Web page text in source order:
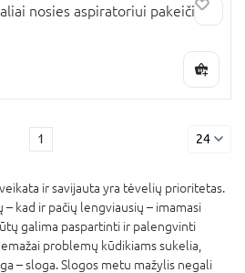
nosies aspiratoriui pakeičiami
1 24
ir savijauta yra tėvelių prioritetas.
kad ir pačių lengviausių – imamasi
galima paspartinti ir palengvinti
problemų kūdikiams sukelia,
– sloga. Slogos metu mažylis negali